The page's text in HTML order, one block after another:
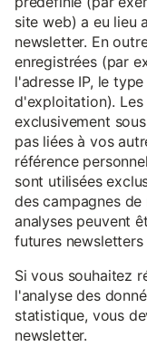
site web) a eu lieu
newsletter. En
enregistrées (par
l'adresse IP, le
d'exploitation).
exclusivement
pas liées à vos
référence
sont utilisées
des campagnes
analyses peuvent
futures
Si vous souhaitez
l'analyse des
statistique, vous
newsletter.